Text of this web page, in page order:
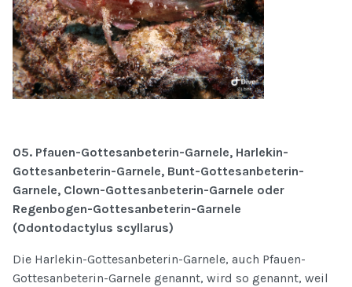
05. Pfauen-Gottesanbeterin-Garnele, Harlekin-
Gottesanbeterin-Garnele, Bunt-Gottesanbeterin-
Garnele, Clown-Gottesanbeterin-Garnele oder
Regenbogen-Gottesanbeterin-Garnele
(Odontodactylus scyllarus)
Die Harlekin-Gottesanbeterin-Garnele, auch Pfauen-
Gottesanbeterin-Garnele genannt, wird so genannt, weil